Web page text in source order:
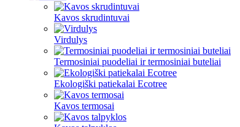
Kavos skrudintuvai
Virdulys
Termosiniai puodeliai ir termosiniai buteliai
Ekologiški patiekalai Ecotree
Kavos termosai